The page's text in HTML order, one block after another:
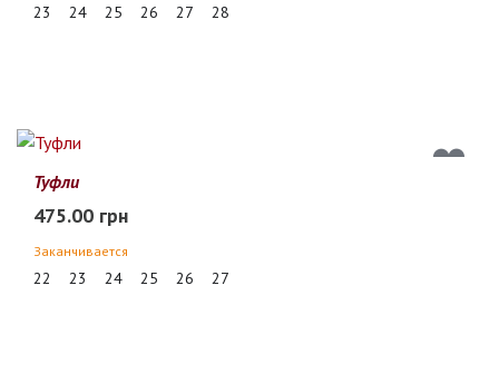
23 24 25 26 27 28
Туфли
475.00 грн
Заканчивается
22 23 24 25 26 27